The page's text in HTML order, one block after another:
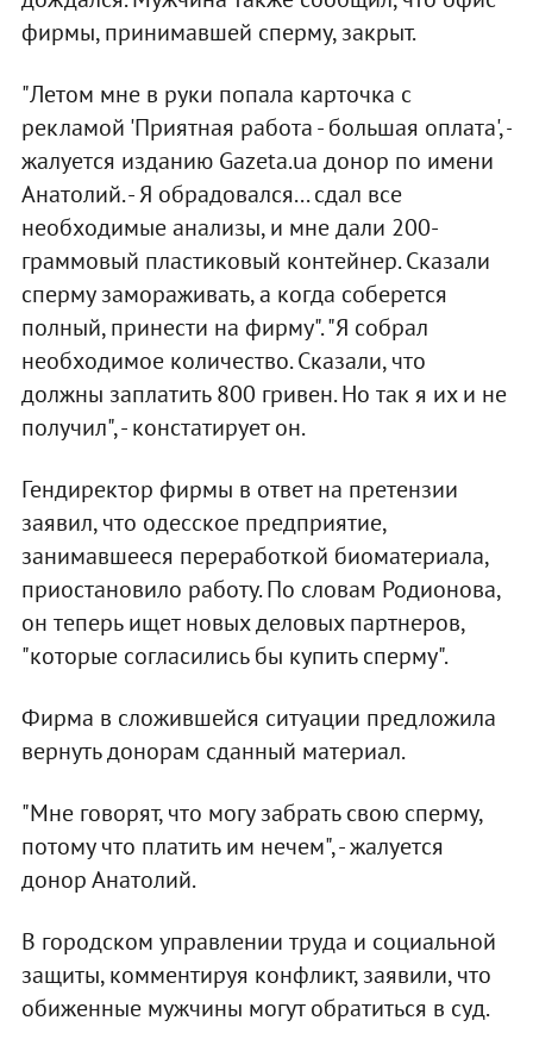
фирмы, принимавшей сперму, закрыт.
"Летом мне в руки попала карточка с
рекламой 'Приятная работа - большая оплата', -
жалуется изданию Gazeta.ua донор по имени
Анатолий. - Я обрадовался... сдал все
необходимые анализы, и мне дали 200-
граммовый пластиковый контейнер. Сказали
сперму замораживать, а когда соберется
полный, принести на фирму". "Я собрал
необходимое количество. Сказали, что
должны заплатить 800 гривен. Но так я их и не
получил", - констатирует он.
Гендиректор фирмы в ответ на претензии
заявил, что одесское предприятие,
занимавшееся переработкой биоматериала,
приостановило работу. По словам Родионова,
он теперь ищет новых деловых партнеров,
"которые согласились бы купить сперму".
Фирма в сложившейся ситуации предложила
вернуть донорам сданный материал.
"Мне говорят, что могу забрать свою сперму,
потому что платить им нечем", - жалуется
донор Анатолий.
В городском управлении труда и социальной
защиты, комментируя конфликт, заявили, что
обиженные мужчины могут обратиться в суд.